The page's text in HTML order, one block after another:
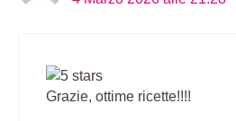
Grazie, ottime ricette!!!!